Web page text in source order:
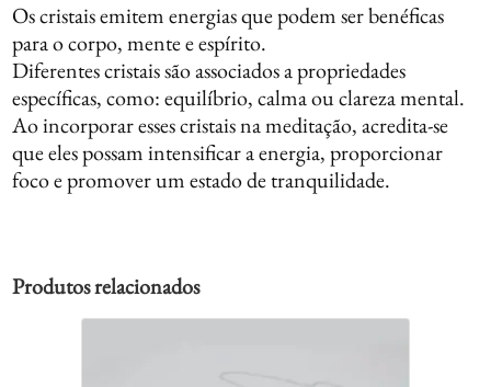
Os cristais emitem energias que podem ser benéficas
para o corpo, mente e espírito.
Diferentes cristais são associados a propriedades
específicas, como: equilíbrio, calma ou clareza mental.
Ao incorporar esses cristais na meditação, acredita-se
que eles possam intensificar a energia, proporcionar
foco e promover um estado de tranquilidade.
Produtos relacionados